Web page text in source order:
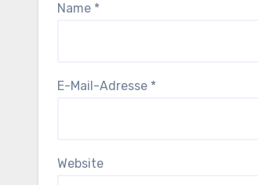
Name *
E-Mail-Adresse *
Website